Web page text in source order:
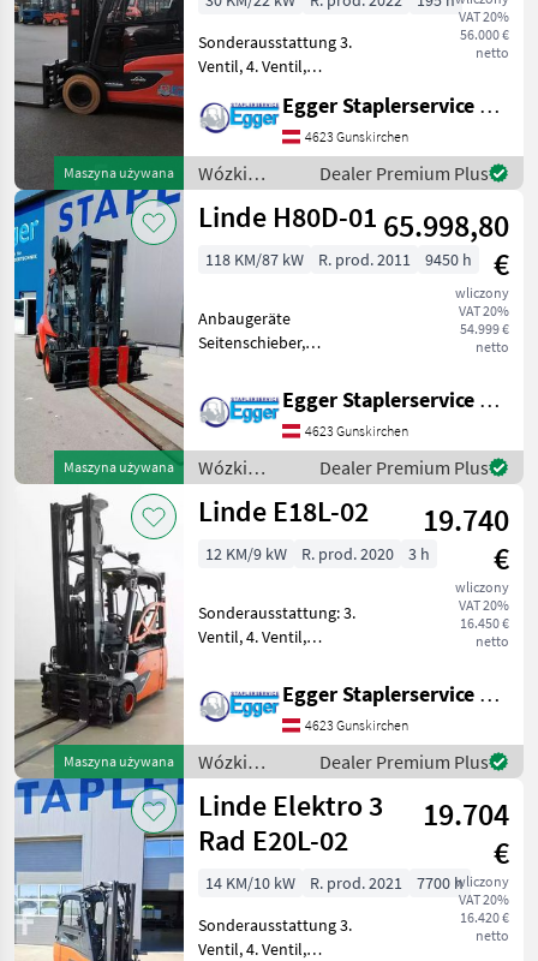
Maszyna używana
VAT 20%
56.000 €
netto
Sonderausstattung 3.
Ventil, 4. Ventil,
Arbeitsscheinwerfer vorn,
Heizung, Vollkabine,
Vollfreihub, Safety Light,
Safety Pilot, Innen
Egger Staplerservice GmbH &Co KG
4623 Gunskirchen
Wózki
widłowe i
technika
/ Linde
Dealer Premium Plus
Maszyna używana
Linde H80D-01 65.998,80
€
wliczony
VAT 20%
54.999 €
netto
118 KM/87 kW R. prod. 2011 9450 h
Anbaugeräte
Seitenschieber,
Sonderausstattung 3.
Ventil, 4. Ventil,
Arbeitsscheinwerfer hinten,
Arbeitsscheinwerfer vorn,
Heizung, Russfi
Egger Staplerservice GmbH &Co KG
4623 Gunskirchen
Wózki
widłowe i
technika
/ Linde
Dealer Premium Plus
Maszyna używana
Linde E18L-02
19.740
€
wliczony
VAT 20%
16.450 €
netto
12 KM/9 kW R. prod. 2020 3 h
Sonderausstattung: 3.
Ventil, 4. Ventil,
Arbeitsscheinwerfer vorn,
Dachabdeckung,
Frontscheibe, Halbkabine,
Heizung, STVZO,
Vollfreihub,
Egger Staplerservice GmbH &Co KG
4623 Gunskirchen
Wózki
widłowe i
technika
magazynowa
/ Linde
Dealer Premium Plus
Linde Elektro 3
Rad E20L-02
19.704
€
wliczony
VAT 20%
16.420 €
netto
14 KM/10 kW R. prod. 2021
7700 h
Sonderausstattung 3.
Ventil, 4. Ventil,